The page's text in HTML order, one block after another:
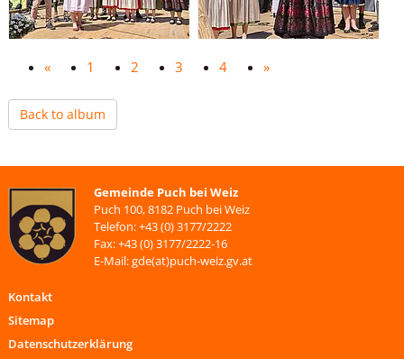
« 1 2 3 4 »
Back to album
Gemeinde Puch bei Weiz
Puch 100, 8182 Puch bei Weiz
Telefon: +43 (0) 3177/2222
Fax: +43 (0) 3177/2222-16
E-Mail: gde(at)puch-weiz.gv.at
Kontakt
Sitemap
Datenschutzerklärung